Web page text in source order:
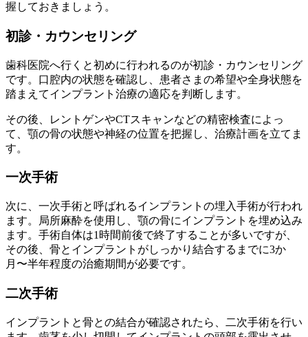
握しておきましょう。
初診・カウンセリング
歯科医院へ行くと初めに行われるのが初診・カウンセリング
です。口腔内の状態を確認し、患者さまの希望や全身状態を
踏まえてインプラント治療の適応を判断します。
その後、レントゲンやCTスキャンなどの精密検査によっ
て、顎の骨の状態や神経の位置を把握し、治療計画を立てま
す。
一次手術
次に、一次手術と呼ばれるインプラントの埋入手術が行われ
ます。局所麻酔を使用し、顎の骨にインプラントを埋め込み
ます。手術自体は1時間前後で終了することが多いですが、
その後、骨とインプラントがしっかり結合するまでに3か
月〜半年程度の治癒期間が必要です。
二次手術
インプラントと骨との結合が確認されたら、二次手術を行い